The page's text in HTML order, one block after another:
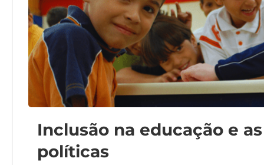
Inclusão na educação e
políticas